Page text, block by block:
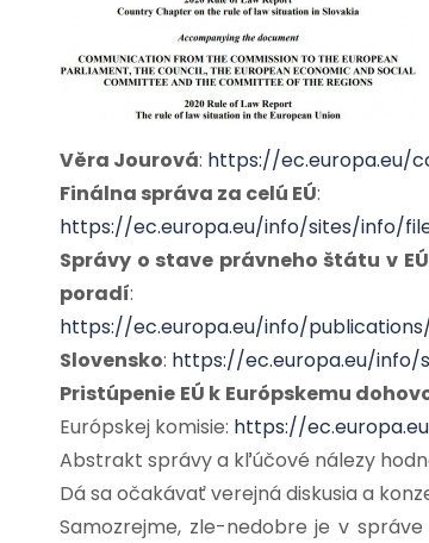
Věra Jourová: https://ec.europa.eu/
Finálna správa za celú EÚ:
https://ec.europa.eu/info/sites/info/
Správy o stave právneho štátu v
poradí:
https://ec.europa.eu/info/
Slovensko: https://ec.europa.eu/
Pristúpenie EÚ k Európskemu
Európskej komisie: https://
Abstrakt správy a kľúčové nálezy
Dá sa očakávať verejná diskusia a
Samozrejme, zle-nedobre je v